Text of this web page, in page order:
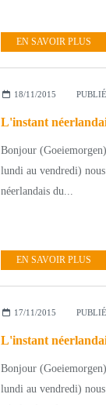
EN SAVOIR PLUS
18/11/2015
Bonjour
lundi au vendredi)
néerlandais du...
EN SAVOIR PLUS
17/11/2015
Bonjour
lundi au vendredi)